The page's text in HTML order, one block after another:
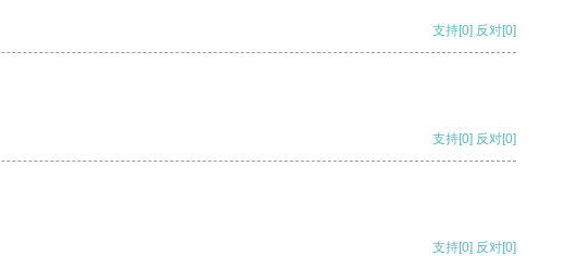
支持[0] 反对[0]
支持[0] 反对[0]
支持[0] 反对[0]